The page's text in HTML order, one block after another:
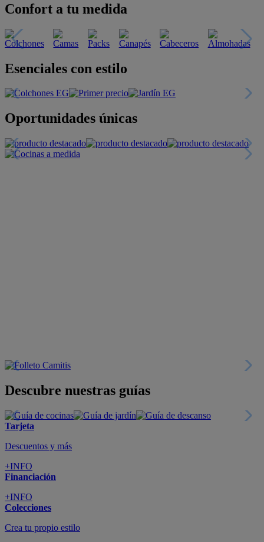
Confort a tu medida
Esenciales con estilo
Oportunidades únicas
Descubre nuestras guías
Tarjeta
Descuentos y más
+INFO
Financiación
+INFO
Colecciones
Crea tu propio estilo